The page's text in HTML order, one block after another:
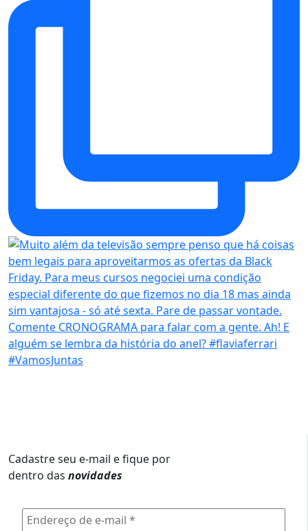
Cadastre seu e-mail e fique por
dentro das novidades